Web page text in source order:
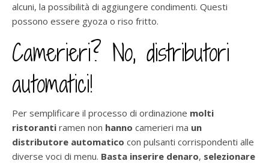
alcuni, la possibilità di aggiungere condimenti. Questi
possono essere gyoza o riso fritto.
Camerieri? No, distributori
automatici!
Per semplificare il processo di ordinazione molti
ristoranti ramen non hanno camerieri ma un
distributore automatico con pulsanti corrispondenti alle
diverse voci di menu. Basta inserire denaro, selezionare